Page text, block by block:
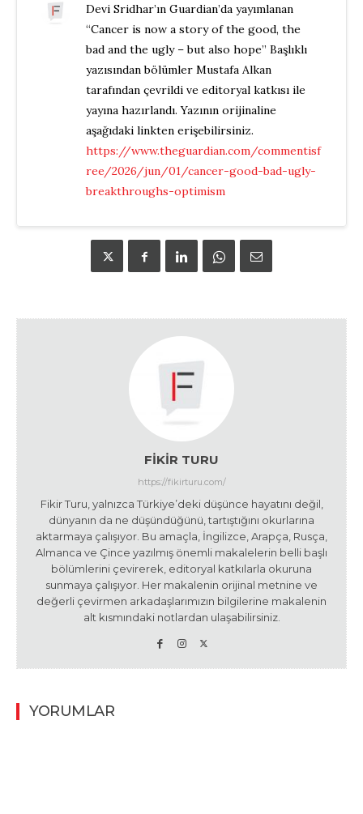
Devi Sridhar’ın Guardian’da yayımlanan
“Cancer is now a story of the good, the
bad and the ugly – but also hope” Başlıklı
yazısından bölümler Mustafa Alkan
tarafından çevrildi ve editoryal katkısı ile
yayına hazırlandı. Yazının orijinaline
aşağıdaki linkten erişebilirsiniz.
https://www.theguardian.com/commentisf
ree/2026/jun/01/cancer-good-bad-ugly-
breakthroughs-optimism
FIKIR TURU
https://fikirturu.com/
Fikir Turu, yalnızca Türkiye’deki düşünce hayatını değil,
dünyanın da ne düşündüğünü, tartıştığını okurlarına
aktarmaya çalışıyor. Bu amaçla, İngilizce, Arapça, Rusça,
Almanca ve Çince yazılmış önemli makalelerin belli başlı
bölümlerini çevirerek, editoryal katkılarla okuruna
sunmaya çalışıyor. Her makalenin orijinal metnine ve
değerli çevirmen arkadaşlarımızın bilgilerine makalenin
alt kısmındaki notlardan ulaşabilirsiniz.
YORUMLAR